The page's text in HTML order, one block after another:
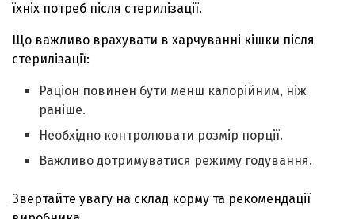
їхніх потреб після стерилізації.
Що важливо врахувати в харчуванні кішки після
стерилізації:
Раціон повинен бути менш калорійним, ніж
раніше.
Необхідно контролювати розмір порції.
Важливо дотримуватися режиму годування.
Звертайте увагу на склад корму та рекомендації